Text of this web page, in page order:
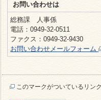
お問い合わせは
総務課 人事係
電話：0949-32-0511
ファクス：0949-32-9430
お問い合わせメールフォーム
このマークがついているリン